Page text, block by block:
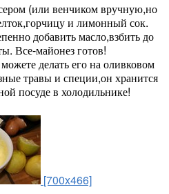
(или венчиком вручную,но
и лимонный сок.
добавить масло,взбить до
Все-майонез готов!
делать его на оливковом
травы и специи,он хранится
посуде в холодильнике!
[700x466]